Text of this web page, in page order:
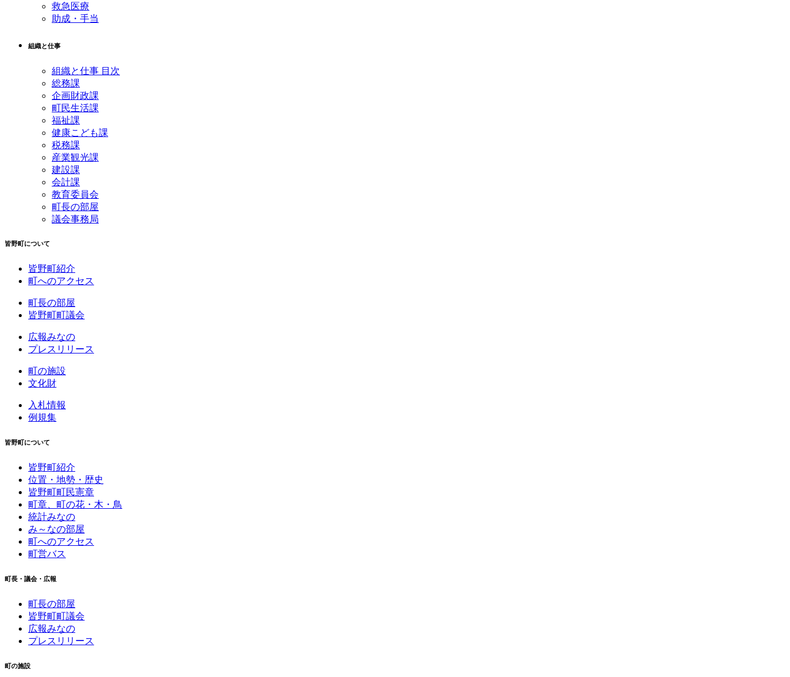
救急医療
助成・手当
組織と仕事
組織と仕事 目次
総務課
企画財政課
町民生活課
福祉課
健康こども課
税務課
産業観光課
建設課
会計課
教育委員会
町長の部屋
議会事務局
皆野町について
皆野町紹介
町へのアクセス
町長の部屋
皆野町町議会
広報みなの
プレスリリース
町の施設
文化財
入札情報
例規集
皆野町について
皆野町紹介
位置・地勢・歴史
皆野町町民憲章
町章、町の花・木・鳥
統計みなの
み～なの部屋
町へのアクセス
町営バス
町長・議会・広報
町長の部屋
皆野町町議会
広報みなの
プレスリリース
町の施設